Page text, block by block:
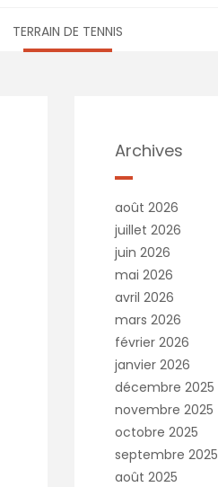
TERRAIN DE TENNIS
Archives
août 2026
juillet 2026
juin 2026
mai 2026
avril 2026
mars 2026
février 2026
janvier 2026
décembre 2025
novembre 2025
octobre 2025
septembre 2025
août 2025